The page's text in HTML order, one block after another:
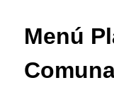
Menú